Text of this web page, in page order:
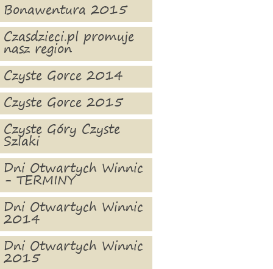
Bonawentura 2015
Czasdzieci.pl promuje
nasz region
Czyste Gorce 2014
Czyste Gorce 2015
Czyste Góry Czyste
Szlaki
Dni Otwartych Winnic
- TERMINY
Dni Otwartych Winnic
2014
Dni Otwartych Winnic
2015